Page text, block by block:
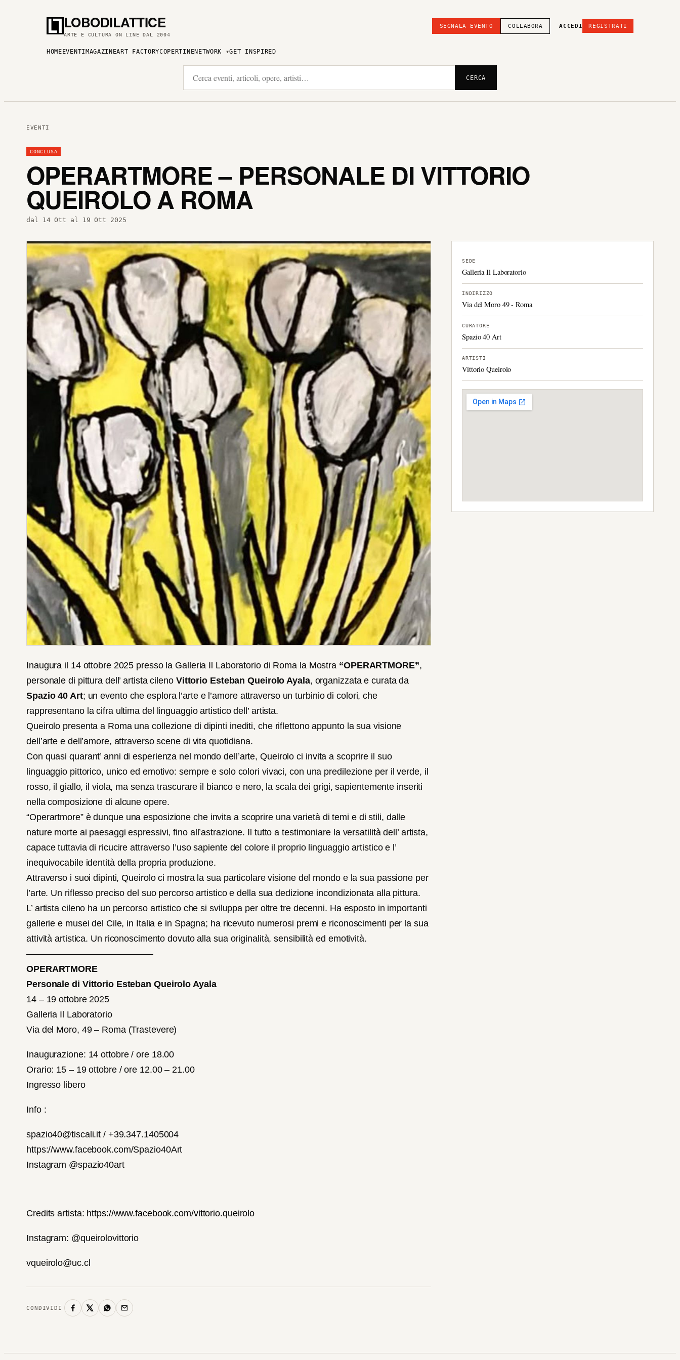
LOBODILATTICE
ARTE E CULTURA ON LINE DAL 2004
SEGNALA EVENTO COLLABORA ACCEDI REGISTRATI
HOME EVENTI MAGAZINEART FACTORYCOPERTINENETWORK GET INSPIRED
CERCA
EVENTI
CONCLUSA
OPERARTMORE – PERSONALE DI VITTORIO
QUEIROLO A ROMA
dal 14 Ott al 19 Ott 2025
Inaugura il 14 ottobre 2025 presso la Galleria Il Laboratorio di Roma la Mostra “OPERARTMORE”,
personale di pittura dell’ artista cileno Vittorio Esteban Queirolo Ayala, organizzata e curata da
Spazio 40 Art; un evento che esplora l’arte e l’amore attraverso un turbinio di colori, che
rappresentano la cifra ultima del linguaggio artistico dell’ artista.
Queirolo presenta a Roma una collezione di dipinti inediti, che riflettono appunto la sua visione
dell’arte e dell’amore, attraverso scene di vita quotidiana.
Con quasi quarant’ anni di esperienza nel mondo dell’arte, Queirolo ci invita a scoprire il suo
linguaggio pittorico, unico ed emotivo: sempre e solo colori vivaci, con una predilezione per il verde, il
rosso, il giallo, il viola, ma senza trascurare il bianco e nero, la scala dei grigi, sapientemente inseriti
nella composizione di alcune opere.
“Operartmore” è dunque una esposizione che invita a scoprire una varietà di temi e di stili, dalle
nature morte ai paesaggi espressivi, fino all’astrazione. Il tutto a testimoniare la versatilità dell’ artista,
capace tuttavia di ricucire attraverso l’uso sapiente del colore il proprio linguaggio artistico e l’
inequivocabile identità della propria produzione.
Attraverso i suoi dipinti, Queirolo ci mostra la sua particolare visione del mondo e la sua passione per
l’arte. Un riflesso preciso del suo percorso artistico e della sua dedizione incondizionata alla pittura.
L’ artista cileno ha un percorso artistico che si sviluppa per oltre tre decenni. Ha esposto in importanti
gallerie e musei del Cile, in Italia e in Spagna; ha ricevuto numerosi premi e riconoscimenti per la sua
attività artistica. Un riconoscimento dovuto alla sua originalità, sensibilità ed emotività.
——————————————
OPERARTMORE
Personale di Vittorio Esteban Queirolo Ayala
14 – 19 ottobre 2025
Galleria Il Laboratorio
Via del Moro, 49 – Roma (Trastevere)
Inaugurazione: 14 ottobre / ore 18.00
Orario: 15 – 19 ottobre / ore 12.00 – 21.00
Ingresso libero
Info :
spazio40@tiscali.it / +39.347.1405004
https://www.facebook.com/Spazio40Art
Instagram @spazio40art
Credits artista: https://www.facebook.com/vittorio.queirolo
Instagram: @queirolovittorio
vqueirolo@uc.cl
CONDIVIDI
SEDE
Galleria Il Laboratorio
INDIRIZZO
Via del Moro 49 - Roma
CURATORE
Spazio 40 Art
ARTISTI
Vittorio Queirolo